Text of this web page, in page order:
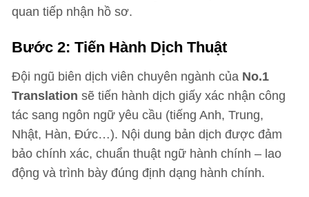
quan tiếp nhận hồ sơ.
Bước 2: Tiến Hành Dịch Thuật
Đội ngũ biên dịch viên chuyên ngành của No.1
Translation sẽ tiến hành dịch giấy xác nhận công
tác sang ngôn ngữ yêu cầu (tiếng Anh, Trung,
Nhật, Hàn, Đức…). Nội dung bản dịch được đảm
bảo chính xác, chuẩn thuật ngữ hành chính – lao
động và trình bày đúng định dạng hành chính.